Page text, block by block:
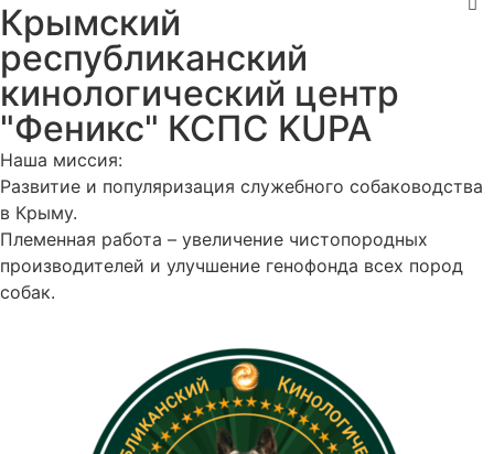
Крымский
республиканский
кинологический центр
"Феникс" КСПС KUPA
Наша миссия:
Развитие и популяризация служебного собаководства
в Крыму.
Племенная работа – увеличение чистопородных
производителей и улучшение генофонда всех пород
собак.